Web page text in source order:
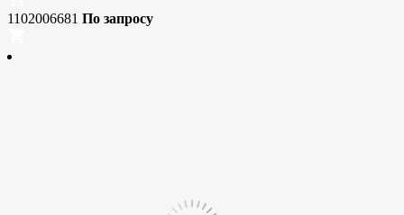
1102006681 По запросу